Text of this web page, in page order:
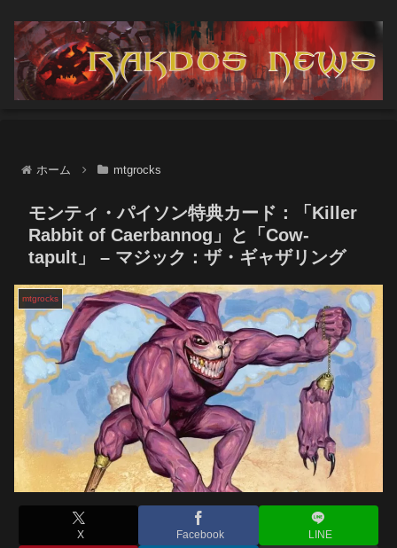
ホーム mtgrocks
モンティ・パイソン特典カード：「Killer
Rabbit of Caerbannog」と「Cow-
tapult」 – マジック：ザ・ギャザリング
mtgrocks
X Facebook LINE